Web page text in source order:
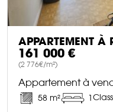
APPARTEMENT
161 000 €
(2 776€/m²)
Appartement à
58 m² 1